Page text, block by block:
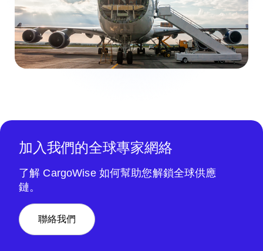
加入我們的全球專家網絡
了解 CargoWise 如何幫助您解鎖全球供應
鏈。
聯絡我們